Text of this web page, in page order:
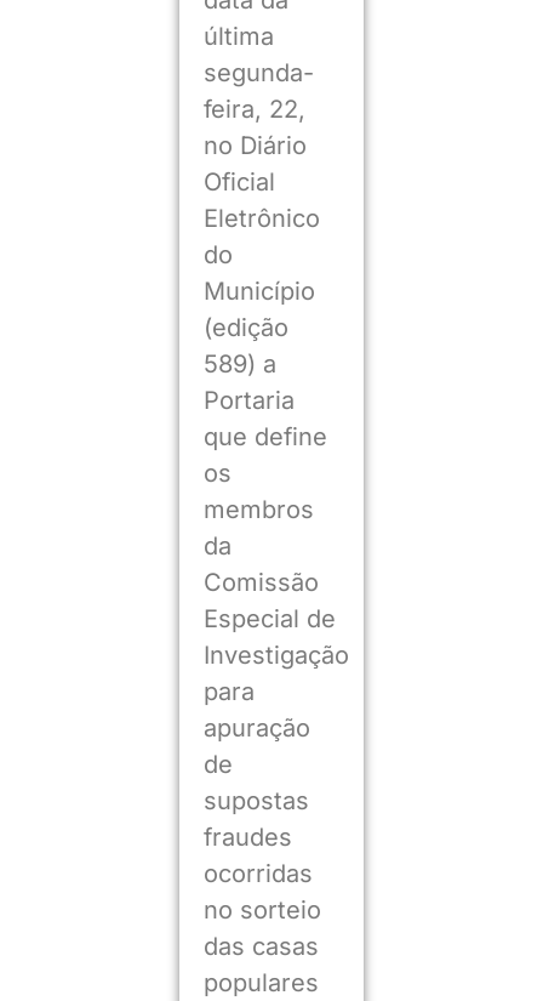
última
segunda-
feira, 22,
no Diário
Oficial
Eletrônico
do
Município
(edição
589) a
Portaria
que define
os
membros
da
Comissão
Especial de
Investigação
para
apuração
de
supostas
fraudes
ocorridas
no sorteio
das casas
populares